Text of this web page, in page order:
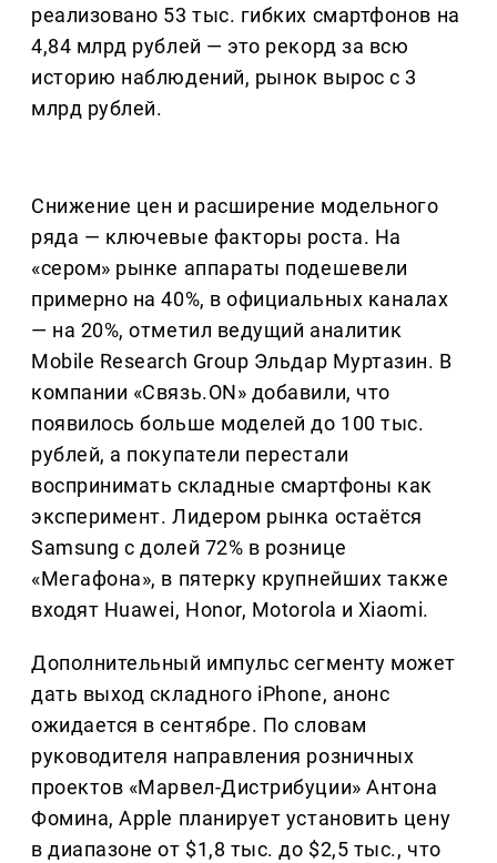
реализовано 53 тыс. гибких смартфонов на
4,84 млрд рублей — это рекорд за всю
историю наблюдений, рынок вырос с 3
млрд рублей.
Снижение цен и расширение модельного
ряда — ключевые факторы роста. На
«сером» рынке аппараты подешевели
примерно на 40%, в официальных каналах
— на 20%, отметил ведущий аналитик
Mobile Research Group Эльдар Муртазин. В
компании «Связь.ON» добавили, что
появилось больше моделей до 100 тыс.
рублей, а покупатели перестали
воспринимать складные смартфоны как
эксперимент. Лидером рынка остаётся
Samsung с долей 72% в рознице
«Мегафона», в пятерку крупнейших также
входят Huawei, Honor, Motorola и Xiaomi.
Дополнительный импульс сегменту может
дать выход складного iPhone, анонс
ожидается в сентябре. По словам
руководителя направления розничных
проектов «Марвел-Дистрибуции» Антона
Фомина, Apple планирует установить цену
в диапазоне от $1,8 тыс. до $2,5 тыс., что